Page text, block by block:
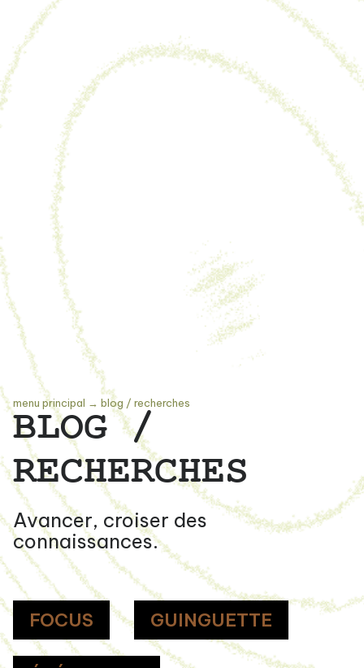
menu principal → blog / recherches
BLOG /
RECHERCHES
Avancer, croiser des
connaissances.
FOCUS GUINGUETTE